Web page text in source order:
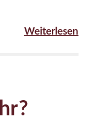
Weiterlesen